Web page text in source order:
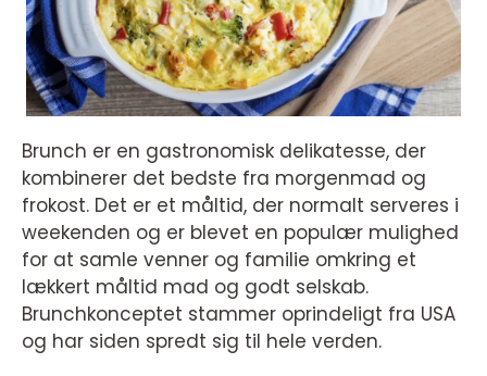
Brunch er en gastronomisk delikatesse, der
kombinerer det bedste fra morgenmad og
frokost. Det er et måltid, der normalt serveres i
weekenden og er blevet en populær mulighed
for at samle venner og familie omkring et
lækkert måltid mad og godt selskab.
Brunchkonceptet stammer oprindeligt fra USA
og har siden spredt sig til hele verden.